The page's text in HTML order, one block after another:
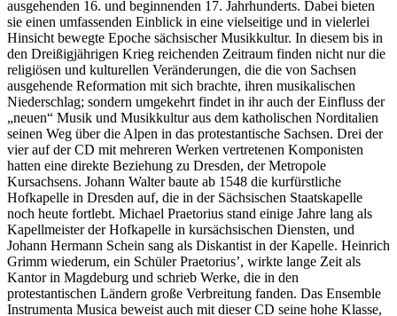
ausgehenden 16. und beginnenden 17. Jahrhunderts. Dabei bieten
sie einen umfassenden Einblick in eine vielseitige und in vielerlei
Hinsicht bewegte Epoche sächsischer Musikkultur. In diesem bis in
den Dreißigjährigen Krieg reichenden Zeitraum finden nicht nur die
religiösen und kulturellen Veränderungen, die die von Sachsen
ausgehende Reformation mit sich brachte, ihren musikalischen
Niederschlag; sondern umgekehrt findet in ihr auch der Einfluss der
„neuen“ Musik und Musikkultur aus dem katholischen Norditalien
seinen Weg über die Alpen in das protestantische Sachsen. Drei der
vier auf der CD mit mehreren Werken vertretenen Komponisten
hatten eine direkte Beziehung zu Dresden, der Metropole
Kursachsens. Johann Walter baute ab 1548 die kurfürstliche
Hofkapelle in Dresden auf, die in der Sächsischen Staatskapelle
noch heute fortlebt. Michael Praetorius stand einige Jahre lang als
Kapellmeister der Hofkapelle in kursächsischen Diensten, und
Johann Hermann Schein sang als Diskantist in der Kapelle. Heinrich
Grimm wiederum, ein Schüler Praetorius’, wirkte lange Zeit als
Kantor in Magdeburg und schrieb Werke, die in den
protestantischen Ländern große Verbreitung fanden. Das Ensemble
Instrumenta Musica beweist auch mit dieser CD seine hohe Klasse,